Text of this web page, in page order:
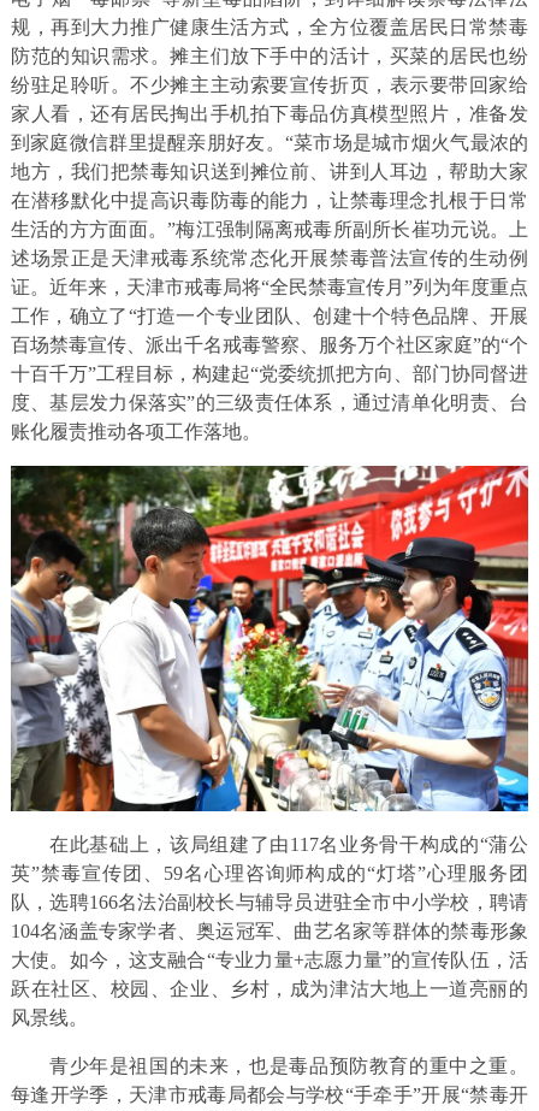
规，再到大力推广健康生活方式，全方位覆盖居民日常禁毒
防范的知识需求。摊主们放下手中的活计，买菜的居民也纷
纷驻足聆听。不少摊主主动索要宣传折页，表示要带回家给
家人看，还有居民掏出手机拍下毒品仿真模型照片，准备发
到家庭微信群里提醒亲朋好友。“菜市场是城市烟火气最浓的
地方，我们把禁毒知识送到摊位前、讲到人耳边，帮助大家
在潜移默化中提高识毒防毒的能力，让禁毒理念扎根于日常
生活的方方面面。”梅江强制隔离戒毒所副所长崔功元说。上
述场景正是天津戒毒系统常态化开展禁毒普法宣传的生动例
证。近年来，天津市戒毒局将“全民禁毒宣传月”列为年度重点
工作，确立了“打造一个专业团队、创建十个特色品牌、开展
百场禁毒宣传、派出千名戒毒警察、服务万个社区家庭”的“个
十百千万”工程目标，构建起“党委统抓把方向、部门协同督进
度、基层发力保落实”的三级责任体系，通过清单化明责、台
账化履责推动各项工作落地。
在此基础上，该局组建了由117名业务骨干构成的“蒲公
英”禁毒宣传团、59名心理咨询师构成的“灯塔”心理服务团
队，选聘166名法治副校长与辅导员进驻全市中小学校，聘请
104名涵盖专家学者、奥运冠军、曲艺名家等群体的禁毒形象
大使。如今，这支融合“专业力量+志愿力量”的宣传队伍，活
跃在社区、校园、企业、乡村，成为津沽大地上一道亮丽的
风景线。
青少年是祖国的未来，也是毒品预防教育的重中之重。
每逢开学季，天津市戒毒局都会与学校“手牵手”开展“禁毒开